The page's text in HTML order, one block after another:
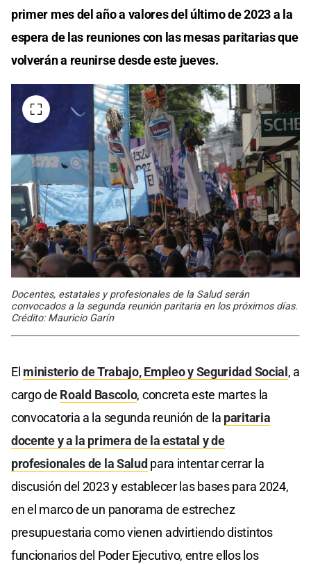
primer mes del año a valores del último de 2023 a la
espera de las reuniones con las mesas paritarias que
volverán a reunirse desde este jueves.
Docentes, estatales y profesionales de la Salud serán
convocados a la segunda reunión paritaria en los próximos días.
Crédito: Mauricio Garín
El ministerio de Trabajo, Empleo y Seguridad Social , a
cargo de Roald Bascolo, concreta este martes la
convocatoria a la segunda reunión de la paritaria
docente y a la primera de la estatal y de
profesionales de la Salud para intentar cerrar la
discusión del 2023 y establecer las bases para 2024,
en el marco de un panorama de estrechez
presupuestaria como vienen advirtiendo distintos
funcionarios del Poder Ejecutivo, entre ellos los